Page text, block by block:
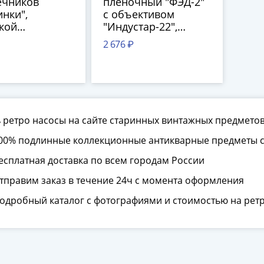
завод,
с объективом
"Индустар-22",
металл, пластик,
стекло, Харьковский
1955-1970 гг.
2 676 ₽
ретро насосы на сайте старинных винтажных
подлинные коллекционные антикварные предметы
доставка по всем городам России
заказ в течение 24ч с момента оформления
каталог с фотографиями и стоимостью на